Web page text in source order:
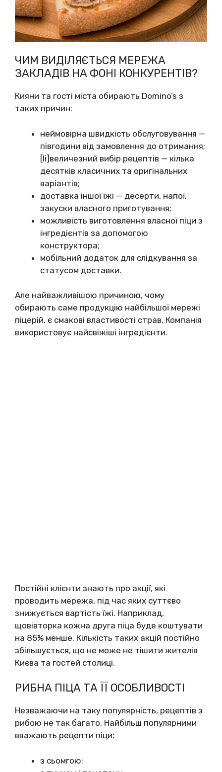
ЧИМ ВИДІЛЯЄТЬСЯ МЕРЕЖА
ЗАКЛАДІВ НА ФОНІ КОНКУРЕНТІВ?
Кияни та гості міста обирають Domino’s з
таких причин:
неймовірна швидкість обслуговування —
півгодини від замовлення до отримання;
[li]величезний вибір рецептів — кілька
десятків класичних та оригінальних
варіантів;
доставка іншої їжі — десерти, напої,
закуски власного приготування;
можливість виготовлення власної піци з
інгредієнтів за допомогою
конструктора;
мобільний додаток для слідкування за
статусом доставки.
Але найважливішою причиною, чому
обирають саме продукцію найбільшої мережі
піцерій, є смакові властивості страв. Компанія
використовує найсвіжіші інгредієнти.
Постійні клієнти знають про акції, які
проводить мережа, під час яких суттєво
знижується вартість їжі. Наприклад,
щовівторка кожна друга піца буде коштувати
на 85% менше. Кількість таких акцій постійно
збільшується, що не може не тішити жителів
Києва та гостей столиці.
РИБНА ПІЦА ТА ЇЇ ОСОБЛИВОСТІ
Незважаючи на таку популярність, рецептів з
рибою не так багато. Найбільш популярними
вважають рецепти піци:
з сьомгою;